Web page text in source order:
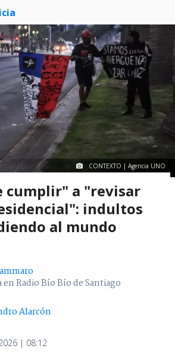
CONTEXTO | Agencia UNO
cumplir" a "revisar
indultos
al mundo
Radio Bío Bío de Santiago
Alarcón
| 08:12